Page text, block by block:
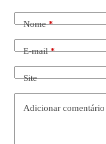
Nome*
E-mail*
Site
Adicionar comentário